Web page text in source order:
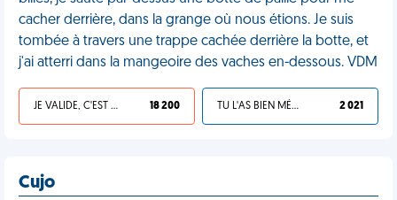
cacher derrière, dans la grange où nous étions. Je suis
tombée à travers une trappe cachée derrière la botte, et
j'ai atterri dans la mangeoire des vaches en-dessous. VDM
JE VALIDE, C'EST UNE VDM 18 200 TU L'AS BIEN MÉRITÉ 2 021
Cujo